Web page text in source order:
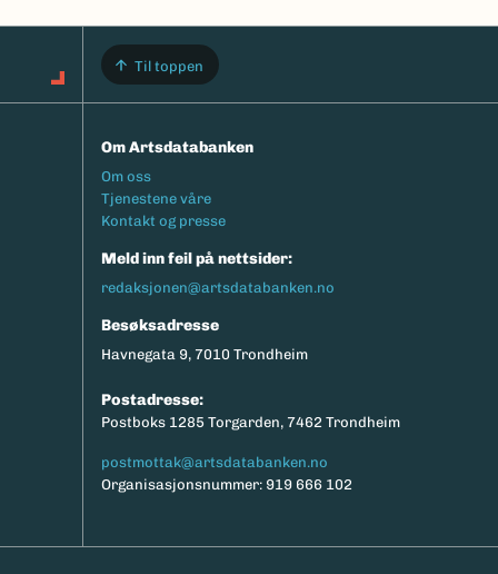
Til toppen
Om Artsdatabanken
Footermeny
Om oss
Tjenestene våre
Kontakt og presse
Meld inn feil på nettsider:
redaksjonen@artsdatabanken.no
Besøksadresse
Havnegata 9, 7010 Trondheim
Postadresse:
Postboks 1285 Torgarden, 7462 Trondheim
postmottak@artsdatabanken.no
Organisasjonsnummer: 919 666 102